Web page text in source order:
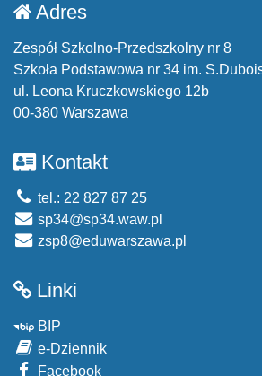
Adres
Zespół Szkolno-Przedszkolny nr 8
Szkoła Podstawowa nr 34 im.
ul. Leona Kruczkowskiego 12b
00-380 Warszawa
Kontakt
tel.: 22 827 87 25
sp34@sp34.waw.pl
zsp8@eduwarszawa.pl
Linki
BIP
e-Dziennik
Facebook